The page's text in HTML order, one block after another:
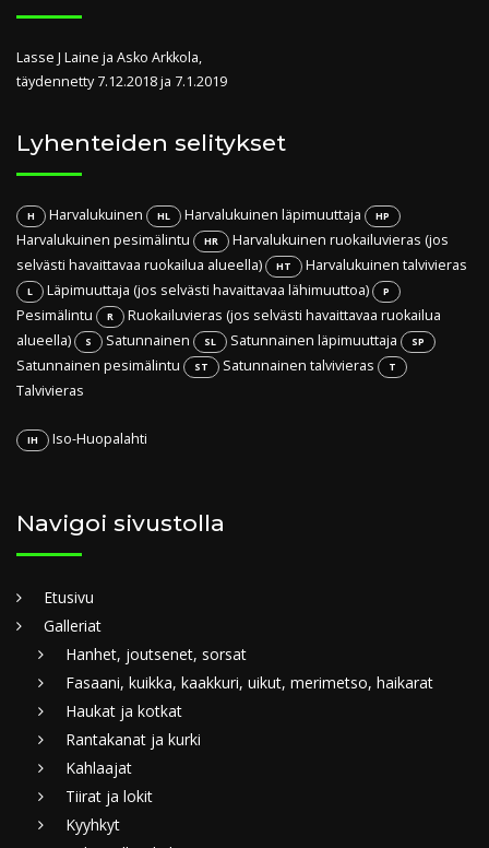
Lasse J Laine ja Asko Arkkola,
täydennetty 7.12.2018 ja 7.1.2019
Lyhenteiden selitykset
H Harvalukuinen HL Harvalukuinen läpimuuttaja HP
Harvalukuinen pesimälintu HR
Harvalukuinen ruokailuvieras (jos
selvästi havaittavaa ruokailua alueella)
HT Harvalukuinen talvivieras
L Läpimuuttaja (jos selvästi havaittavaa lähimuuttoa) P
Pesimälintu R
Ruokailuvieras (jos selvästi havaittavaa ruokailua
alueella)
S Satunnainen SL Satunnainen läpimuuttaja SP
Satunnainen pesimälintu ST Satunnainen talvivieras T
Talvivieras
IH Iso-Huopalahti
Navigoi sivustolla
Etusivu
Galleriat
Hanhet, joutsenet, sorsat
Fasaani, kuikka, kaakkuri, uikut, merimetso, haikarat
Haukat ja kotkat
Rantakanat ja kurki
Kahlaajat
Tiirat ja lokit
Kyyhkyt